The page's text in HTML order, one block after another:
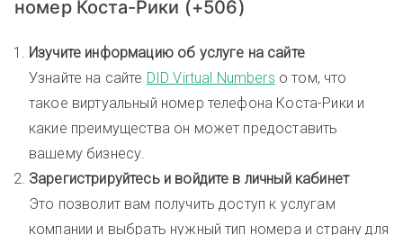
номер Коста-Рики (+506)
Изучите информацию об услуге на сайте
Узнайте на сайте DID Virtual Numbers о том, что
такое виртуальный номер телефона Коста-Рики и
какие преимущества он может предоставить
вашему бизнесу.
Зарегистрируйтесь и войдите в личный кабинет
Это позволит вам получить доступ к услугам
компании и выбрать нужный тип номера и страну для